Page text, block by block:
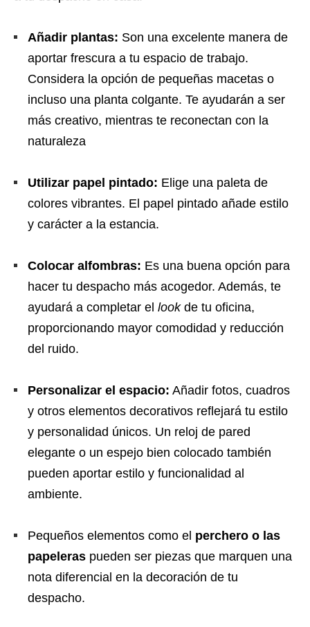
Añadir plantas: Son una excelente manera de
aportar frescura a tu espacio de trabajo.
Considera la opción de pequeñas macetas o
incluso una planta colgante. Te ayudarán a ser
más creativo, mientras te reconectan con la
naturaleza
Utilizar papel pintado: Elige una paleta de
colores vibrantes. El papel pintado añade estilo
y carácter a la estancia.
Colocar alfombras: Es una buena opción para
hacer tu despacho más acogedor. Además, te
ayudará a completar el lookde tu oficina,
proporcionando mayor comodidad y reducción
del ruido.
Personalizar el espacio: Añadir fotos, cuadros
y otros elementos decorativos reflejará tu estilo
y personalidad únicos. Un reloj de pared
elegante o un espejo bien colocado también
pueden aportar estilo y funcionalidad al
ambiente.
Pequeños elementos como el perchero o las
papeleras pueden ser piezas que marquen una
nota diferencial en la decoración de tu
despacho.